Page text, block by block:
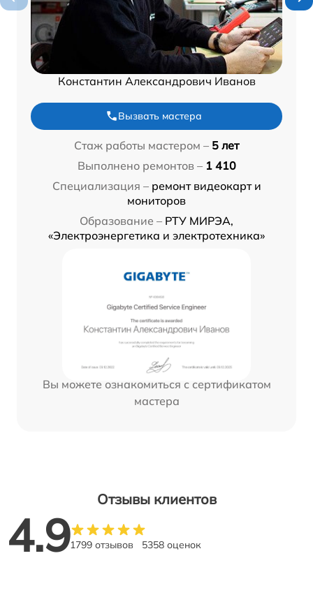
Константин Александрович Иванов
Вызвать мастера
Стаж работы мастером – 5 лет
Выполнено ремонтов – 1 410
Специализация – ремонт видеокарт и
мониторов
Образование – РТУ МИРЭА,
«Электроэнергетика и электротехника»
Вы можете ознакомиться с сертификатом
мастера
Отзывы клиентов
4.91799 отзывов 5358 оценок